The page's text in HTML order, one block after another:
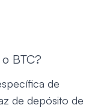
BTC?
de
de depósito de